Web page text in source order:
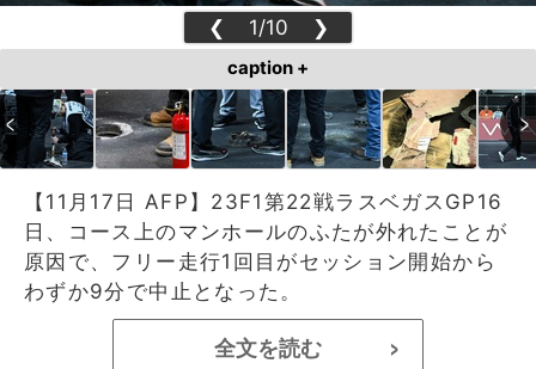
❮ 1/10 ❯
caption +
【11月17日 AFP】23F1第22戦ラスベガスGP16
日、コース上のマンホールのふたが外れたことが
原因で、フリー走行1回目がセッション開始から
わずか9分で中止となった。
全文を読む >